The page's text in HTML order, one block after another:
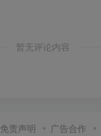
暂无评论内容
免责声明 广告合作